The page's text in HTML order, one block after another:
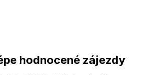
hodnocené zájezdy